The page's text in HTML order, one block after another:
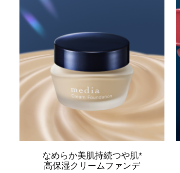
なめらか美肌持続つや肌*
高保湿クリームファンデ